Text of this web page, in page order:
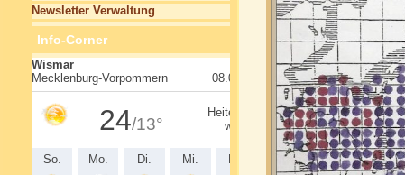
Newsletter Verwaltung
Info-Corner